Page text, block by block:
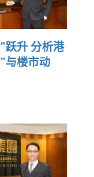
跃升 分析港
与楼市动